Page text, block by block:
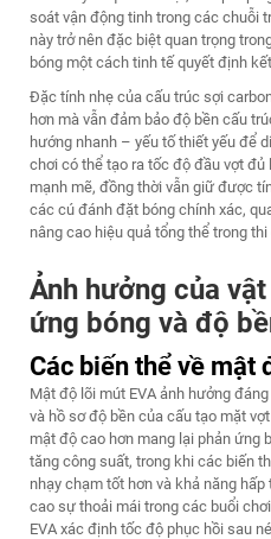
soát vận động tinh trong các chuỗi
này trở nên đặc biệt quan trọng
bóng một cách tinh tế quyết định
Đặc tính nhẹ của cấu trúc sợi
hơn mà vẫn đảm bảo độ bền cấu
hướng nhanh – yếu tố thiết yếu để
chơi có thể tạo ra tốc độ đầu vợt
mạnh mẽ, đồng thời vẫn giữ được
các cú đánh đặt bóng chính xác,
nâng cao hiệu quả tổng thể trong thi
Ảnh hưởng của
ứng bóng và độ
Các biến thể về mật
Mật độ lõi mút EVA ảnh hưởng
và hồ sơ độ bền của cấu tạo mặt
mật độ cao hơn mang lại phản ứng
tăng công suất, trong khi các biến
nhạy chạm tốt hơn và khả năng
cao sự thoải mái trong các buổi
EVA xác định tốc độ phục hồi sau